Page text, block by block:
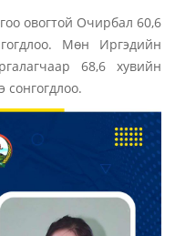
овогтой Очирбал 60,6
Мөн Иргэдийн
68,6 хувийн
сонгогдлоо.